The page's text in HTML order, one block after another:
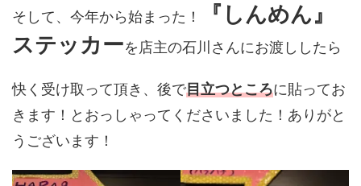
そして、今年から始まった！
『しんめん』
ステッカーを店主の石川さんにお渡ししたら
快く受け取って頂き、後で目立つところに貼ってお
きます！とおっしゃってくださいました！ありがと
うございます！